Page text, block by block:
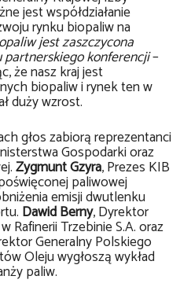
jest współdziałanie
rynku biopaliw na
jest zaszczycona
konferencji–
że nasz kraj jest
biopaliw i rynek ten w
duży wzrost.
głos zabiorą reprezentanci
Gospodarki oraz
Zygmunt Gzyra, Prezes KIB
paliwowej
emisji dwutlenku
Dawid Berny, Dyrektor
Rafinerii Trzebinie S.A. oraz
Generalny Polskiego
Oleju wygłoszą wykład
paliw.